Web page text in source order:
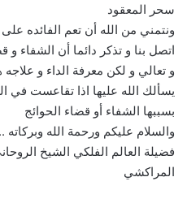
سحر المعقود
ونتمني من الله أن تعم الفائده
اتصل بنا و تذكر دائما أن الشفاء و
و تعالي و لكن معرفة الداء و
يسألك الله عليها اذا تقاعست في
بسببها الشفاء أو قضاء الحوائج
والسلام عليكم ورحمة الله وبركاته ..
فضيلة العالم الفلكي الشيخ
المراكشي